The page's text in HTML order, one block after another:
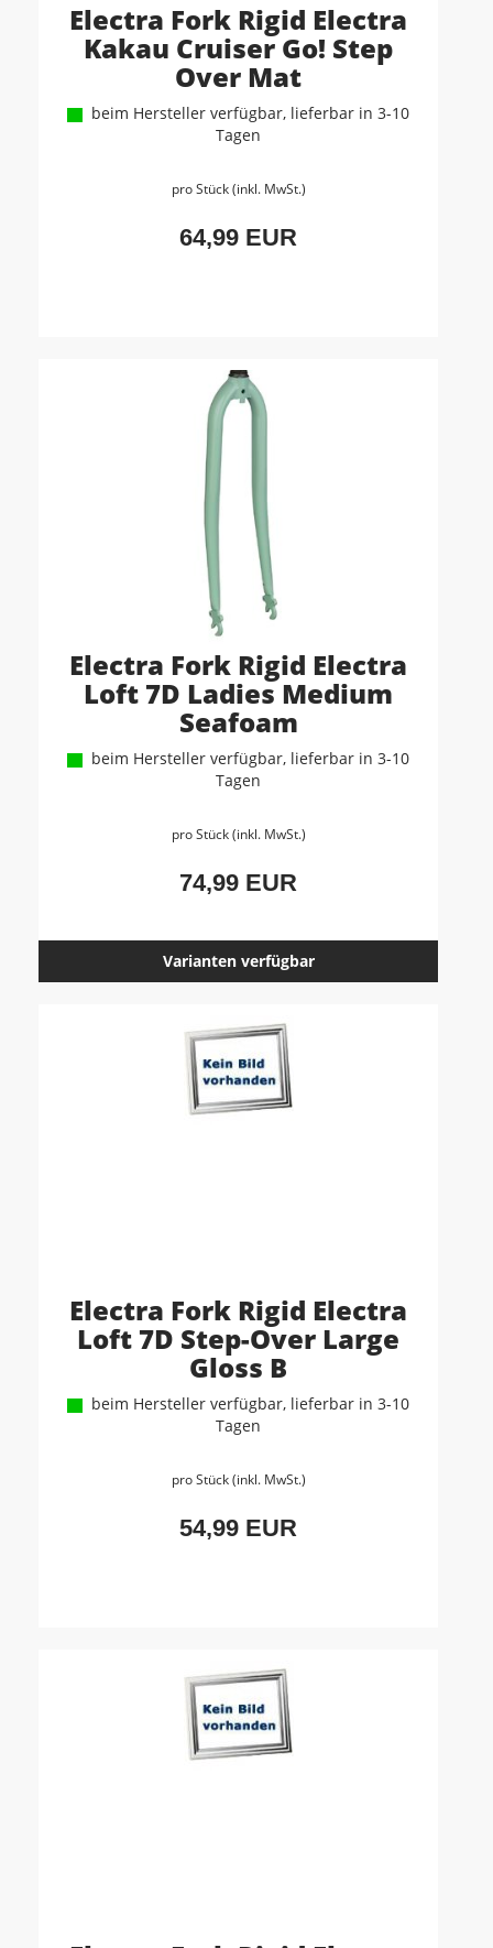
Electra Fork Rigid Electra
Kakau Cruiser Go! Step
Over Mat
beim Hersteller verfügbar, lieferbar in 3-10
Tagen
pro Stück (inkl. MwSt.)
64,99 EUR
Electra Fork Rigid Electra
Loft 7D Ladies Medium
Seafoam
beim Hersteller verfügbar, lieferbar in 3-10
Tagen
pro Stück (inkl. MwSt.)
74,99 EUR
Varianten verfügbar
Electra Fork Rigid Electra
Loft 7D Step-Over Large
Gloss B
beim Hersteller verfügbar, lieferbar in 3-10
Tagen
pro Stück (inkl. MwSt.)
54,99 EUR